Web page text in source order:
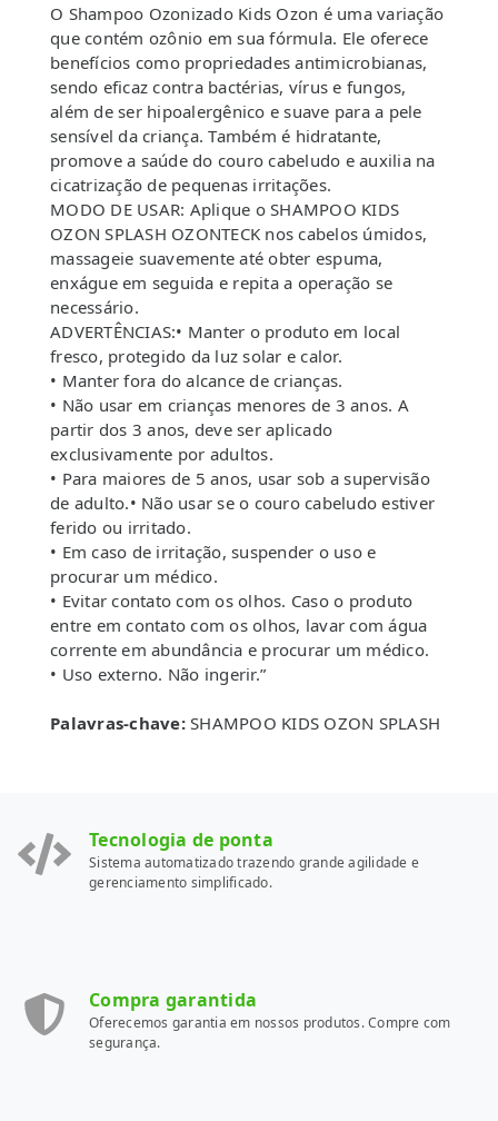
O Shampoo Ozonizado Kids Ozon é uma variação
que contém ozônio em sua fórmula. Ele oferece
benefícios como propriedades antimicrobianas,
sendo eficaz contra bactérias, vírus e fungos,
além de ser hipoalergênico e suave para a pele
sensível da criança. Também é hidratante,
promove a saúde do couro cabeludo e auxilia na
cicatrização de pequenas irritações.
MODO DE USAR: Aplique o SHAMPOO KIDS
OZON SPLASH OZONTECK nos cabelos úmidos,
massageie suavemente até obter espuma,
enxágue em seguida e repita a operação se
necessário.
ADVERTÊNCIAS:• Manter o produto em local
fresco, protegido da luz solar e calor.
• Manter fora do alcance de crianças.
• Não usar em crianças menores de 3 anos. A
partir dos 3 anos, deve ser aplicado
exclusivamente por adultos.
• Para maiores de 5 anos, usar sob a supervisão
de adulto.• Não usar se o couro cabeludo estiver
ferido ou irritado.
• Em caso de irritação, suspender o uso e
procurar um médico.
• Evitar contato com os olhos. Caso o produto
entre em contato com os olhos, lavar com água
corrente em abundância e procurar um médico.
• Uso externo. Não ingerir.”
Palavras-chave:SHAMPOO KIDS OZON SPLASH
Tecnologia de ponta
Sistema automatizado trazendo grande agilidade e
gerenciamento simplificado.
Compra garantida
Oferecemos garantia em nossos produtos. Compre com
segurança.